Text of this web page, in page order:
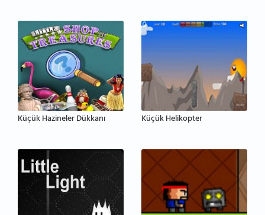
Küçük Hazineler Dükkanı Küçük Helikopter